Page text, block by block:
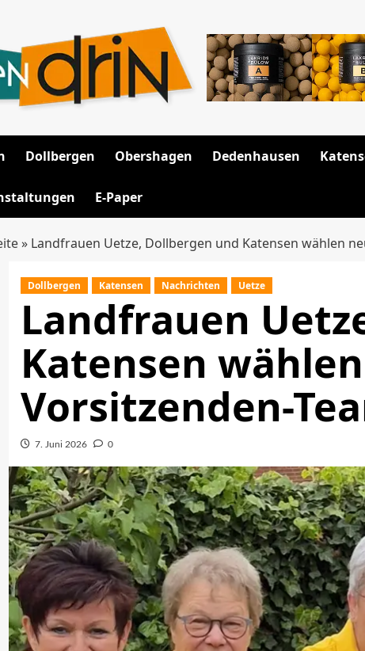
Dollbergen Obershagen Dedenhausen
E-Paper
» Landfrauen Uetze, Dollbergen und Katensen wählen
Dollbergen Katensen Nachrichten Uetze
Landfrauen
Katensen
Vorsitzenden-
7. Juni 2026 0